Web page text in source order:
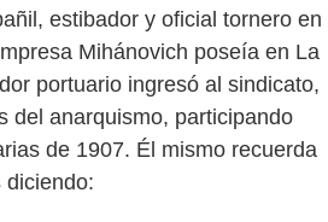
estibador y oficial tornero en
Mihánovich poseía en La
portuario ingresó al sindicato,
del anarquismo, participando
de 1907. Él mismo recuerda
diciendo: